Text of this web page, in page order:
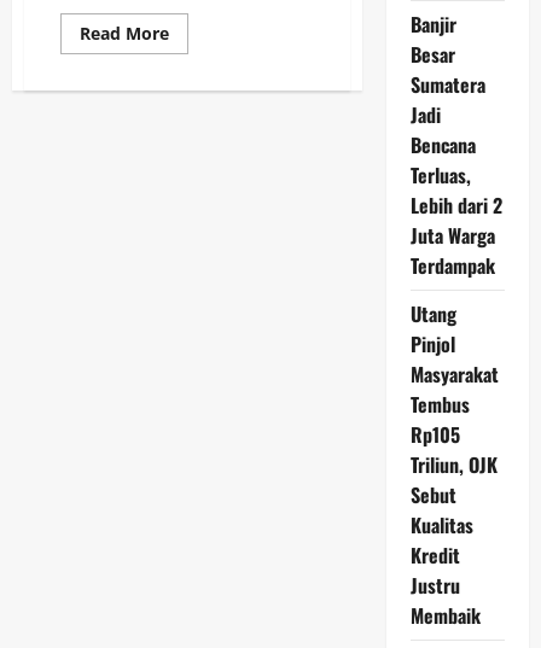
Read MoreRead
more
Mengubah
Banjir
Besar
Sumatera
Jadi
Bencana
Terluas,
Lebih dari 2
Juta Warga
Terdampak
Utang
Pinjol
Masyarakat
Tembus
Rp105
Triliun, OJK
Sebut
Kualitas
Kredit
Justru
Membaik